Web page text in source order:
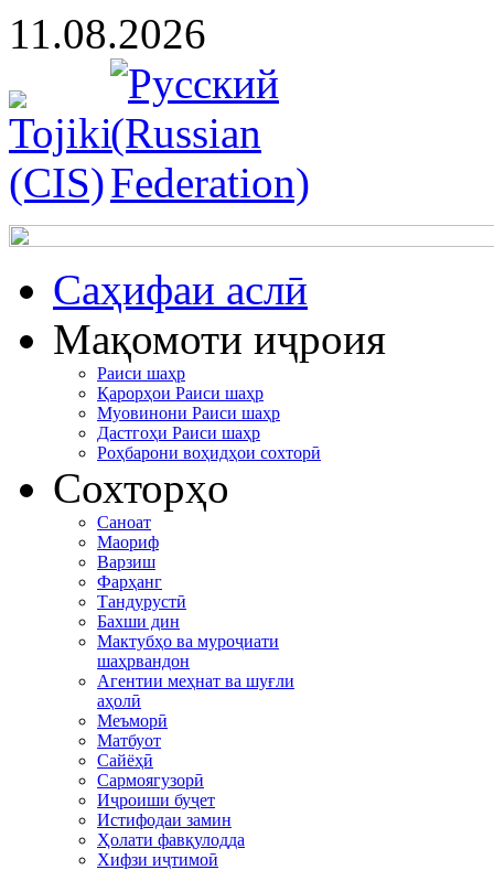
11.08.2026
Cаҳифаи аслӣ
Мақомоти иҷроия
Раиси шаҳр
Қарорҳои Раиси шаҳр
Муовинони Раиси шаҳр
Дастгоҳи Раиси шаҳр
Роҳбарони воҳидҳои сохторӣ
Сохторҳо
Саноат
Маориф
Варзиш
Фарҳанг
Тандурустӣ
Бахши дин
Мактубҳо ва муроҷиати
шаҳрвандон
Агентии меҳнат ва шуғли
аҳолӣ
Меъморӣ
Матбуот
Сайёҳӣ
Сармоягузорӣ
Иҷроиши буҷет
Истифодаи замин
Ҳолати фавқулодда
Хифзи иҷтимоӣ